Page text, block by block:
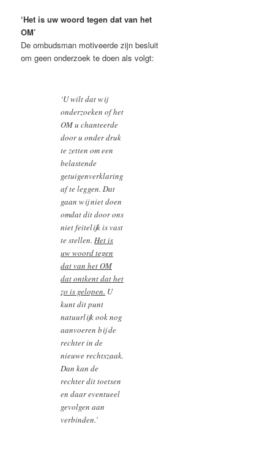
‘Het is uw woord tegen dat van het
OM’
De ombudsman motiveerde zijn besluit
om geen onderzoek te doen als volgt:
‘U wilt dat wij
onderzoeken of het
OM u chanteerde
door u onder druk
te zetten om een
belastende
getuigenverklaring
af te leggen. Dat
gaan wij niet doen
omdat dit door ons
niet feitelijk is vast
te stellen.Het is
uw woord tegen
dat van het OM
dat ontkent dat het
zo is gelopen. U
kunt dit punt
natuurlijk ook nog
aanvoeren bij de
rechter in de
nieuwe rechtszaak.
Dan kan de
rechter dit toetsen
en daar eventueel
gevolgen aan
verbinden.’